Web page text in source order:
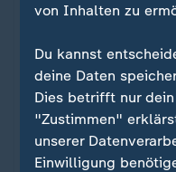
Friedensplan für
Liveblog:
Nahost-Konflikt
Liveblog
von Inhalten zu
Du kannst
deine Daten
Dies betrifft nur
"Zustimmen"
unserer
Einwilligung